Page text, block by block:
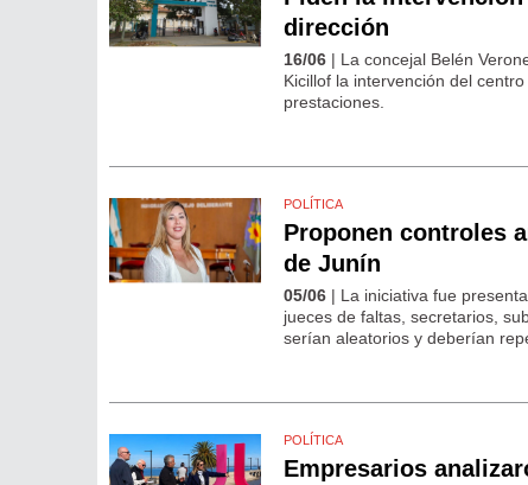
dirección
16/06 | La concejal Belén
Kicillof la intervención del
prestaciones.
POLÍTICA
Proponen controles
de Junín
05/06 | La iniciativa fue
jueces de faltas, secretarios,
serían aleatorios y deberían
POLÍTICA
Empresarios